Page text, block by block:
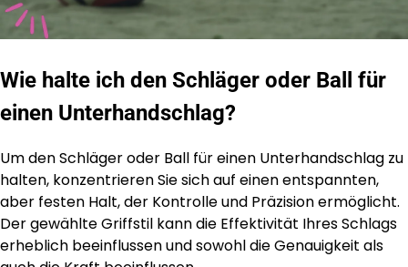
Wie halte ich den Schläger oder Ball für
einen Unterhandschlag?
Um den Schläger oder Ball für einen Unterhandschlag zu
halten, konzentrieren Sie sich auf einen entspannten,
aber festen Halt, der Kontrolle und Präzision ermöglicht.
Der gewählte Griffstil kann die Effektivität Ihres Schlags
erheblich beeinflussen und sowohl die Genauigkeit als